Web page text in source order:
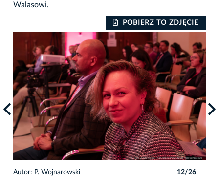
Walasowi.
POBIERZ TO ZDJĘCIE
Autor: P. Wojnarowski 12/26